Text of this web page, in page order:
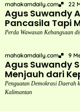
mahakamdaily.com 22
Agus Suwandy
Pancasila Tapi
Perda Wawasan Kebangsaan
mahakamdaily.com 9
Agus Suwandy
Menjauh dari
Penguatan Demokrasi Daerah
Kalimantan